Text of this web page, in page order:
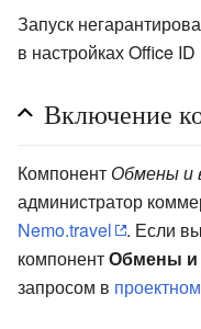
Запуск
в настройках Office
Включение
Компонент Обмены и
администратор
Nemo.travel
. Если
компонентОбмены и
запросом в